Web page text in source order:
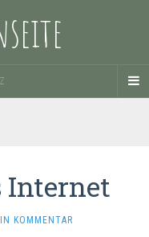
Internet
KOMMENTAR